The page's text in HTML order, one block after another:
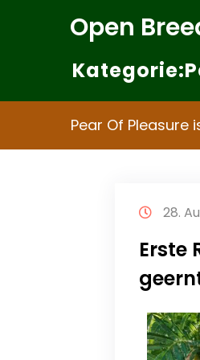
Open
Pear Of
28.
Erste